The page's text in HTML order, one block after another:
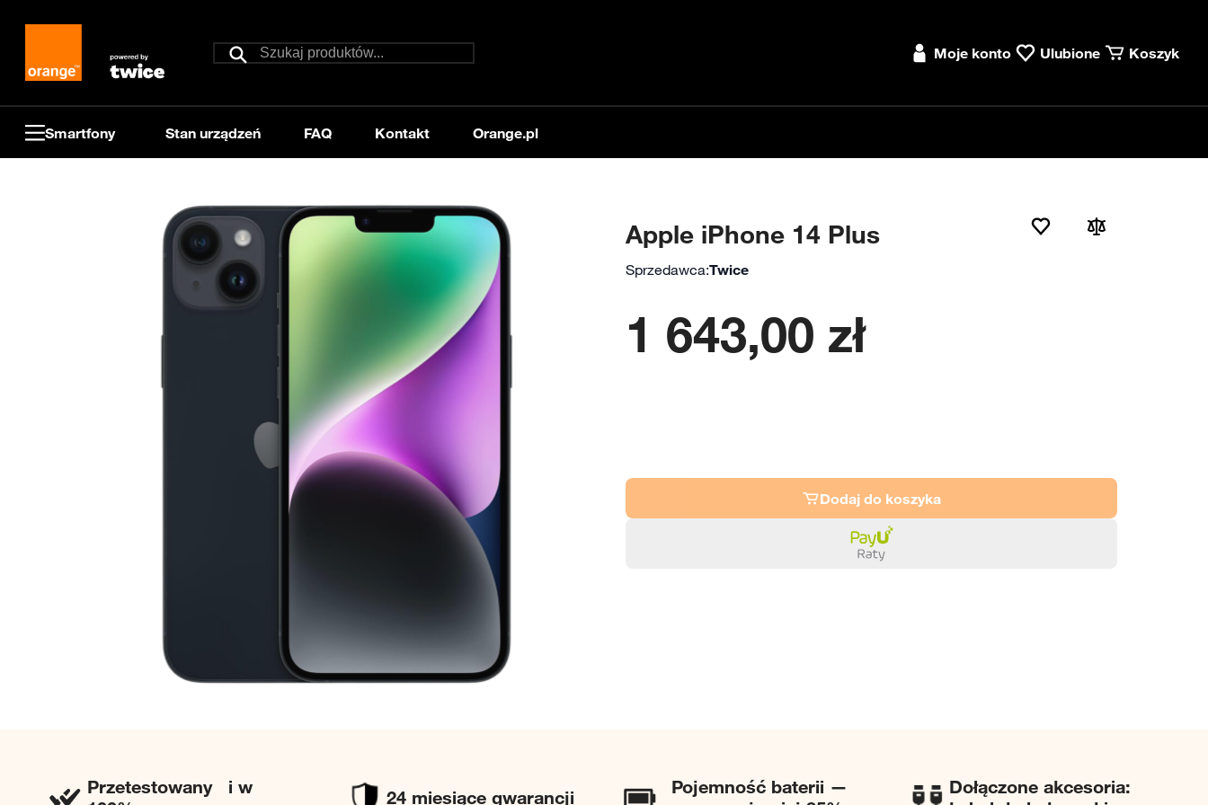
Szukaj
Szukaj
Moje konto Ulubione Koszyk
Smartfony Stan urządzeń FAQ Kontakt Orange.pl
Apple iPhone 14 Plus
Sprzedawca:Twice
Od
1 643,00 zł
Dodaj do koszyka
Przetestowany i w
24 miesiące gwarancji
Pojemność baterii —
Dołączone akcesoria: